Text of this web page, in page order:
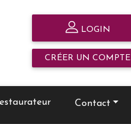
LOGIN
CRÉER UN COMPTE
Contact